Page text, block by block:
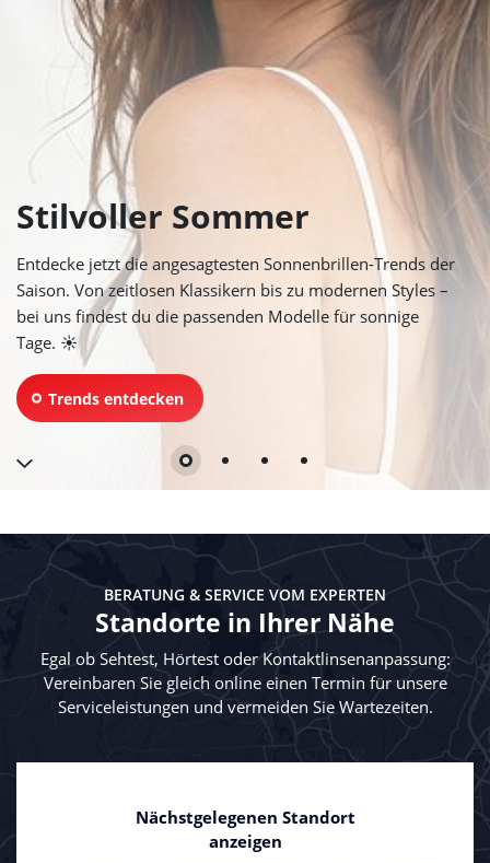
Stilvoller Sommer
Entdecke jetzt die angesagtesten Sonnenbrillen-Trends der
Saison. Von zeitlosen Klassikern bis zu modernen Styles –
bei uns findest du die passenden Modelle für sonnige
Tage. ☀️
Trends entdecken
BERATUNG & SERVICE VOM EXPERTEN
Standorte in Ihrer Nähe
Egal ob Sehtest, Hörtest oder Kontaktlinsenanpassung:
Vereinbaren Sie gleich online einen Termin für unsere
Serviceleistungen und vermeiden Sie Wartezeiten.
Nächstgelegenen Standort
anzeigen